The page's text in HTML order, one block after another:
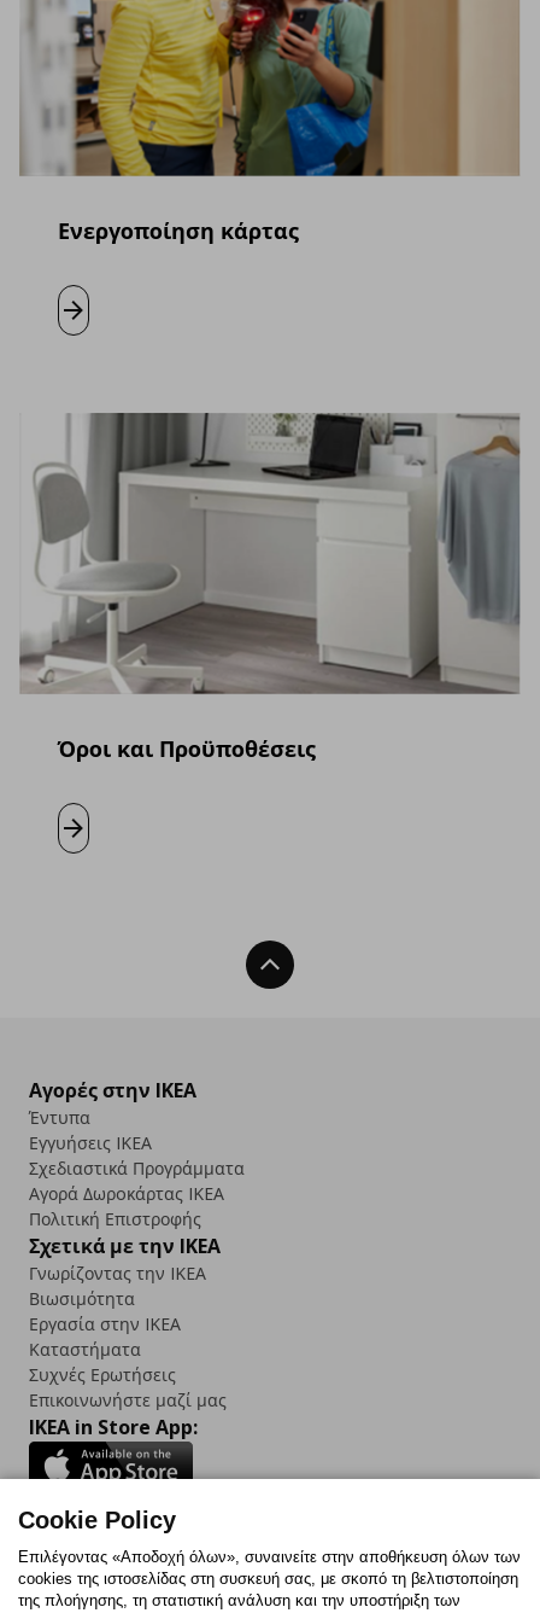
Ενεργοποίηση κάρτας
Μάθετε περισσότερα
Όροι και Προϋποθέσεις
Μάθετε περισσότερα
Back To Top
Αγορές στην IKEA
Έντυπα
Εγγυήσεις IKEA
Σχεδιαστικά Προγράμματα
Αγορά Δωρoκάρτας IKEA
Πολιτική Επιστροφής
Σχετικά με την IKEA
Γνωρίζοντας την IKEA
Βιωσιμότητα
Εργασία στην IKEA
Καταστήματα
Συχνές Ερωτήσεις
Επικοινωνήστε μαζί μας
IKEA in Store App:
Follow us:
FacebookInstagram
TikTokYoutubePinterestTwitter
Cookie Policy
Επιλέγοντας «Αποδοχή όλων», συναινείτε στην αποθήκευση όλων των
cookies της ιστοσελίδας στη συσκευή σας, με σκοπό τη βελτιστοποίηση
της πλοήγησης, τη στατιστική ανάλυση και την υποστήριξη των